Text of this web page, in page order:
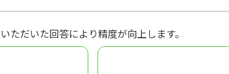
いただいた回答により精度が向上します。